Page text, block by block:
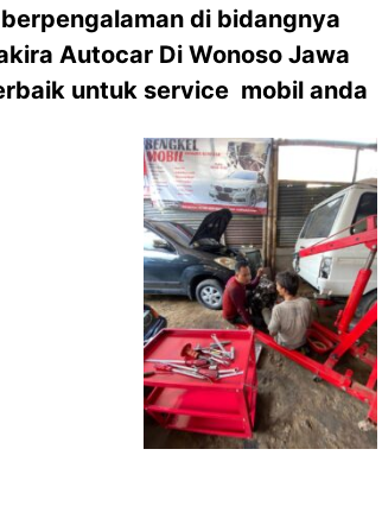
di bidangnya
Autocar Di Wonoso Jawa
untuk service mobil anda